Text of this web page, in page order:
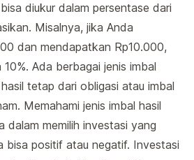
diukur dalam persentase dari
Misalnya, jika Anda
dan mendapatkan Rp10.000,
Ada berbagai jenis imbal
tetap dari obligasi atau imbal
Memahami jenis imbal hasil
dalam memilih investasi yang
bisa positif atau negatif. Investasi